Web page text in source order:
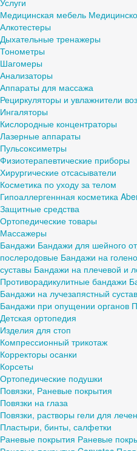
Услуги
Медицинская мебель
Алкотестеры
Дыхательные тренажеры
Тонометры
Шагомеры
Анализаторы
Аппараты для массажа
Рециркуляторы и увлажнители
Ингаляторы
Кислородные концентраторы
Лазерные аппараты
Пульсоксиметры
Физиотерапевтические приборы
Хирургические отсасыватели
Косметика по уходу за телом
Гипоаллергеннная косметика
Защитные средства
Ортопедические товары
Массажеры
Бандажи Бандажи для шейного
послеродовые Бандажи на
суставы Бандажи на плечевой и
Противорадикулитные бандажи
Бандажи на лучезапястный сустав
Бандажи при опущении органов
Детская ортопедия
Изделия для стоп
Компрессионный трикотаж
Корректоры осанки
Корсеты
Ортопедические подушки
Повязки, Раневые покрытия
Повязки на глаза
Повязки, растворы гели для
Пластыри, бинты, салфетки
Раневые покрытия Раневые